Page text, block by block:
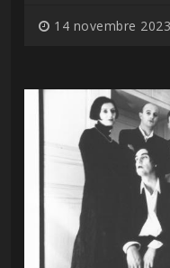
14 novembre 2023